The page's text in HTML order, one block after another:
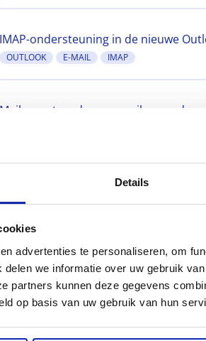
Details
advertenties te personaliseren, om
we informatie over uw gebruik
partners kunnen deze gegevens
op basis van uw gebruik van hun
IMAP-ondersteuning in de nieuwe
OUTLOOK E-MAIL IMAP
Mails verstuurd naar gmail.com
Veilig inloggen bij Kinamo
Email account toevoegen aan outlook
OUTLOOK
Hoe lang duurt het voordat ik kan
SHARED HOSTING SETUP